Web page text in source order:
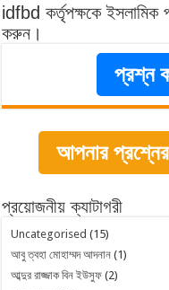
idfbd কর্তৃপক্ষকে ইসলামিক
করুন।
প্রশ্ন
আপনার
প্রয়োজনীয় ক্যাটাগরী
Uncategorised (15)
আবু ত্বহা মোহাম্মদ আদনান (1)
আব্দুর রাজ্জাক বিন ইউসুফ (2)